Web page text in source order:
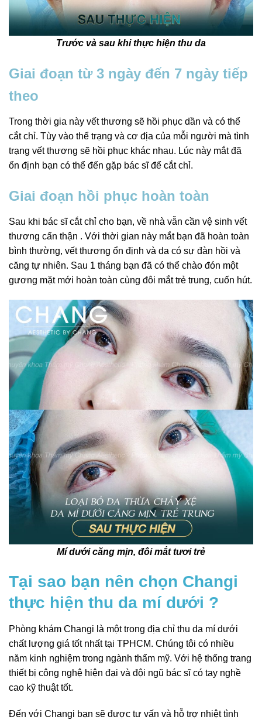
Trước và sau khi thực hiện thu da
Giai đoạn từ 3 ngày đến 7 ngày tiếp
theo
Trong thời gia này vết thương sẽ hồi phục dần và có thể
cắt chỉ. Tùy vào thể trạng và cơ địa của mỗi người mà tình
trạng vết thương sẽ hồi phục khác nhau. Lúc này mắt đã
ổn định bạn có thể đến gặp bác sĩ để cắt chỉ.
Giai đoạn hồi phục hoàn toàn
Sau khi bác sĩ cắt chỉ cho bạn, về nhà vẫn cần vệ sinh vết
thương cẩn thận . Với thời gian này mắt bạn đã hoàn toàn
bình thường, vết thương ổn định và da có sự đàn hồi và
căng tự nhiên. Sau 1 tháng bạn đã có thể chào đón một
gương mặt mới hoàn toàn cùng đôi mắt trẻ trung, cuốn hút.
Mí dưới căng mịn, đôi mắt tươi trẻ
Tại sao bạn nên chọn Changi
thực hiện thu da mí dưới ?
Phòng khám Changi là một trong địa chỉ thu da mí dưới
chất lượng giá tốt nhất tại TPHCM. Chúng tôi có nhiều
năm kinh nghiệm trong ngành thẩm mỹ. Với hệ thống trang
thiết bị công nghệ hiện đại và đội ngũ bác sĩ có tay nghề
cao kỹ thuật tốt.
Đến với Changi bạn sẽ được tư vấn và hỗ trợ nhiệt tình